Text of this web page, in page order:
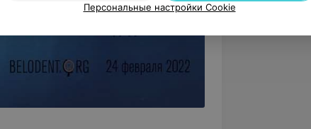
Персональные настройки Cookie